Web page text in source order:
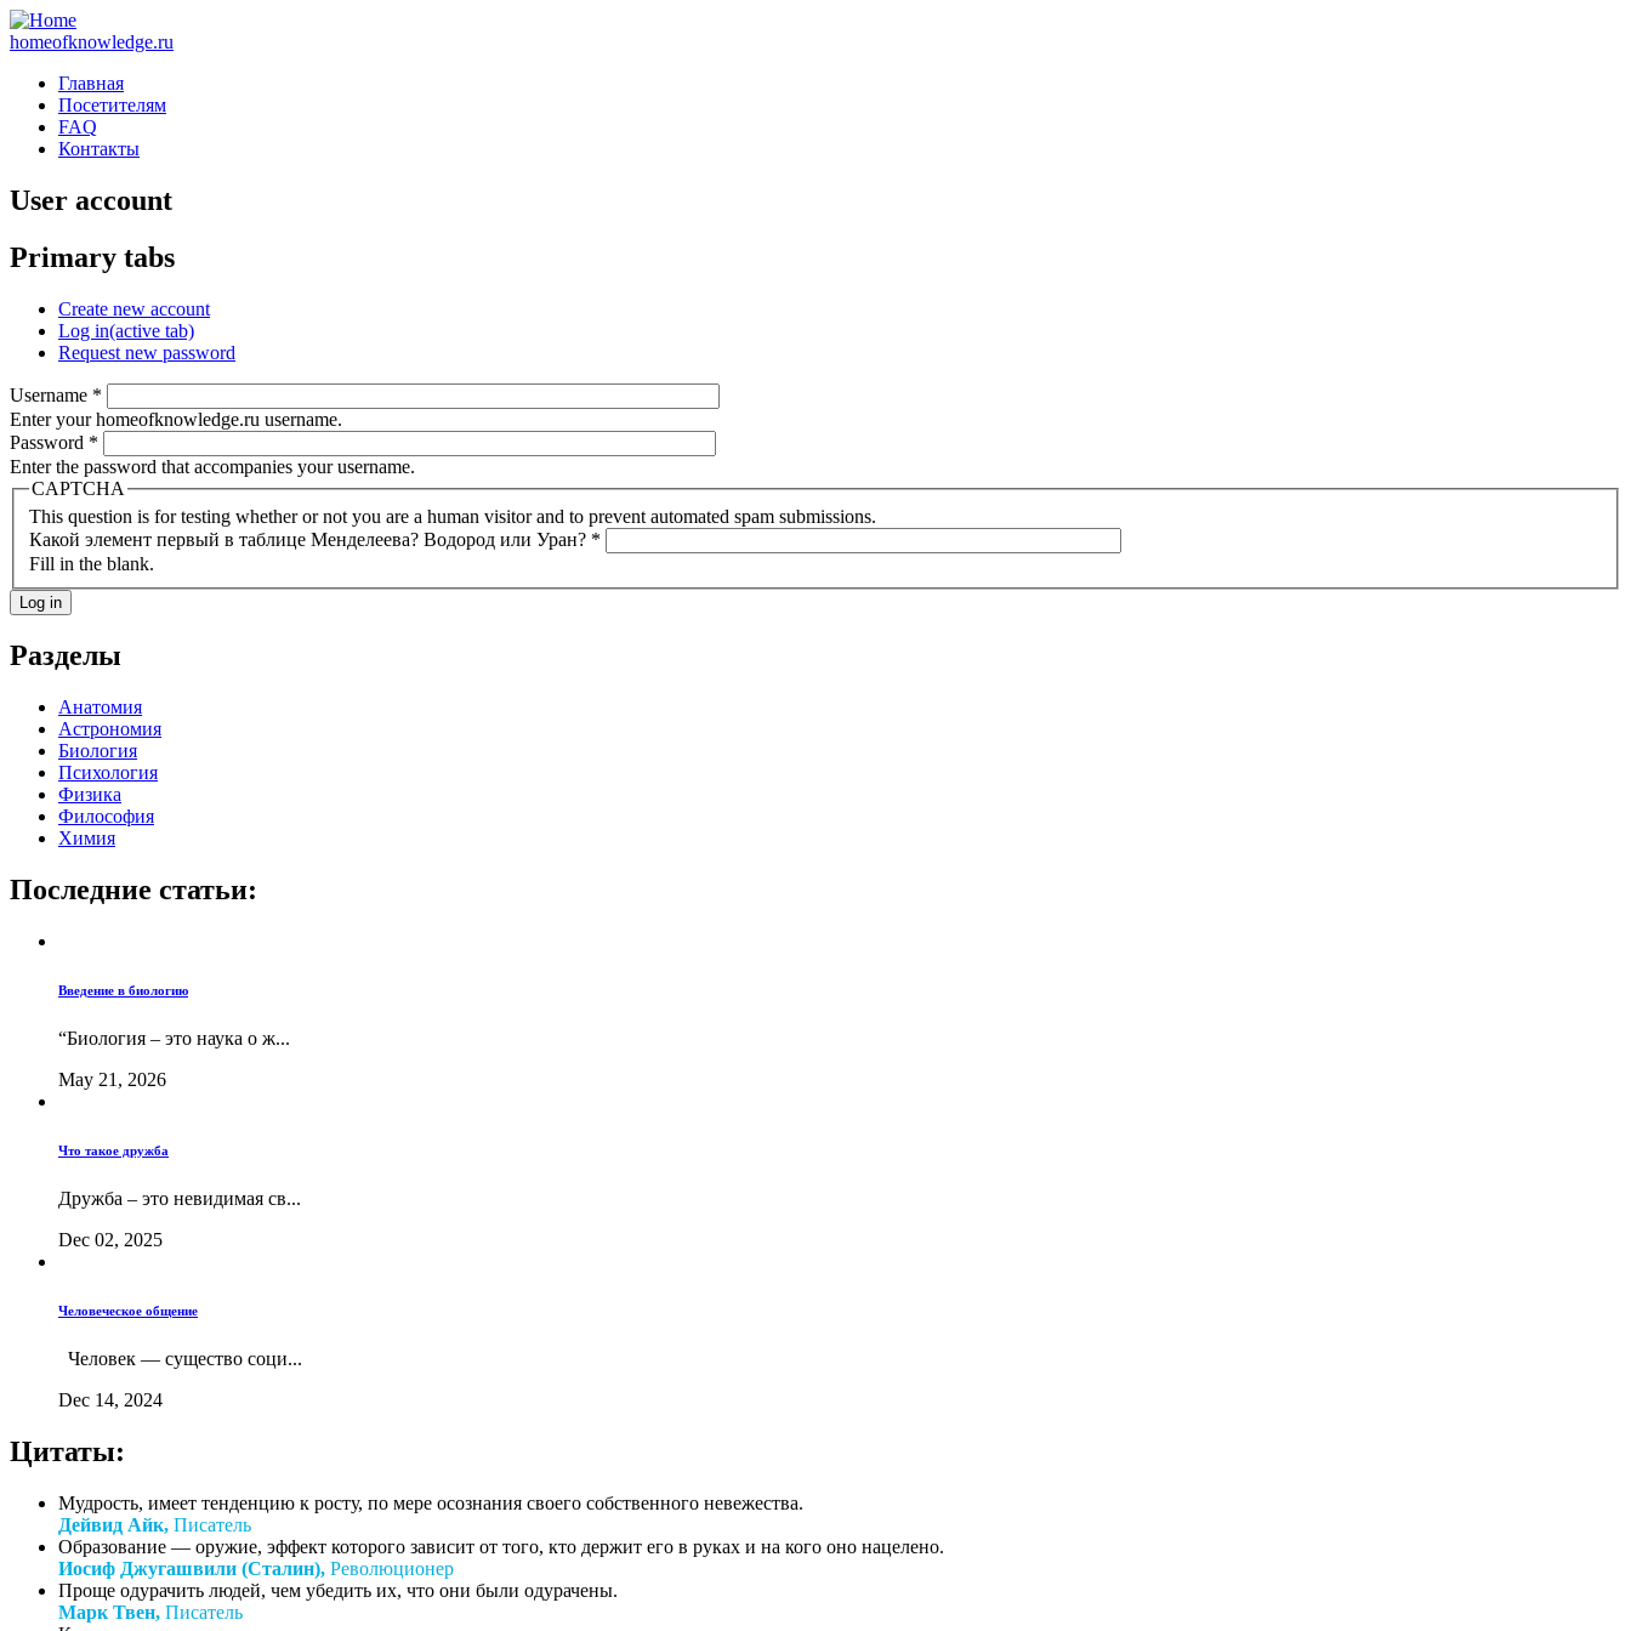
homeofknowledge.ru
Главная
Посетителям
FAQ
Контакты
User account
Primary tabs
Create new account
Log in(active tab)
Request new password
Username *
Enter your homeofknowledge.ru username.
Password *
Enter the password that accompanies your username.
CAPTCHA
This question is for testing whether or not you are a human visitor and to prevent automated spam submissions.
Какой элемент первый в таблице Менделеева? Водород или Уран? *
Fill in the blank.
Разделы
Анатомия
Астрономия
Биология
Психология
Физика
Философия
Химия
Последние статьи:
Введение в биологию
“Биология – это наука о ж...
May 21, 2026
Что такое дружба
Дружба – это невидимая св...
Dec 02, 2025
Человеческое общение
Человек — существо соци...
Dec 14, 2024
Цитаты:
Мудрость, имеет тенденцию к росту, по мере осознания своего собственного невежества.
Дейвид Айк, Писатель
Образование — оружие, эффект которого зависит от того, кто держит его в руках и на кого оно нацелено.
Иосиф Джугашвили (Сталин), Революционер
Проще одурачить людей, чем убедить их, что они были одурачены.
Марк Твен, Писатель